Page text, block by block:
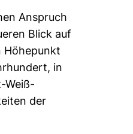
Anspruch
Blick auf
Höhepunkt
in
Weiß-
der